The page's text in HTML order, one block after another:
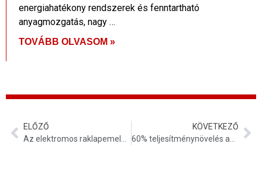
energiahatékony rendszerek és fenntartható
anyagmozgatás, nagy …
TOVÁBB OLVASOM »
ELŐZŐ
KÖVETKEZŐ